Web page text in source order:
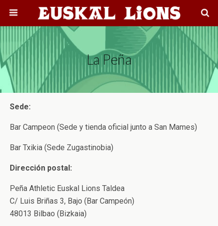
La Peña
Sede:
Bar Campeon (Sede y tienda oficial junto a San Mames)
Bar Txikia (Sede Zugastinobia)
Dirección postal:
Peña Athletic Euskal Lions Taldea
C/ Luis Briñas 3, Bajo (Bar Campeón)
48013 Bilbao (Bizkaia)